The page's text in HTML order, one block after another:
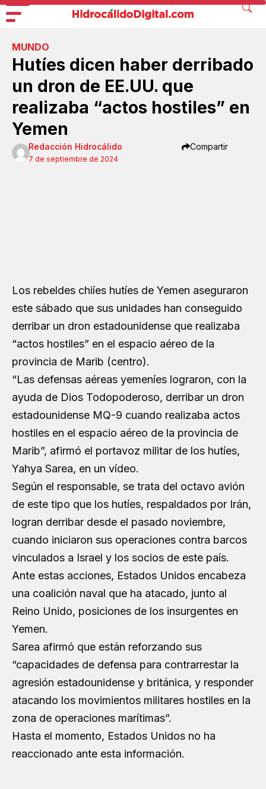
MUNDO
Hutíes dicen haber derribado
un dron de EE.UU. que
realizaba “actos hostiles” en
Yemen
Redacción Hidrocálido
7 de septiembre de 2024
Compartir
Los rebeldes chiíes hutíes de Yemen aseguraron
este sábado que sus unidades han conseguido
derribar un dron estadounidense que realizaba
“actos hostiles” en el espacio aéreo de la
provincia de Marib (centro).
“Las defensas aéreas yemeníes lograron, con la
ayuda de Dios Todopoderoso, derribar un dron
estadounidense MQ-9 cuando realizaba actos
hostiles en el espacio aéreo de la provincia de
Marib”, afirmó el portavoz militar de los hutíes,
Yahya Sarea, en un vídeo.
Según el responsable, se trata del octavo avión
de este tipo que los hutíes, respaldados por Irán,
logran derribar desde el pasado noviembre,
cuando iniciaron sus operaciones contra barcos
vinculados a Israel y los socios de este país.
Ante estas acciones, Estados Unidos encabeza
una coalición naval que ha atacado, junto al
Reino Unido, posiciones de los insurgentes en
Yemen.
Sarea afirmó que están reforzando sus
“capacidades de defensa para contrarrestar la
agresión estadounidense y británica, y responder
atacando los movimientos militares hostiles en la
zona de operaciones marítimas”.
Hasta el momento, Estados Unidos no ha
reaccionado ante esta información.